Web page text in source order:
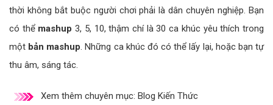
thời không bắt buộc người chơi phải là dân chuyên nghiệp. Bạn
có thểmashup 3, 5, 10, thậm chí là 30 ca khúc yêu thích trong
một bản mashup. Những ca khúc đó có thể lấy lại, hoặc bạn tự
thu âm, sáng tác.
Xem thêm chuyên mục: Blog Kiến Thức